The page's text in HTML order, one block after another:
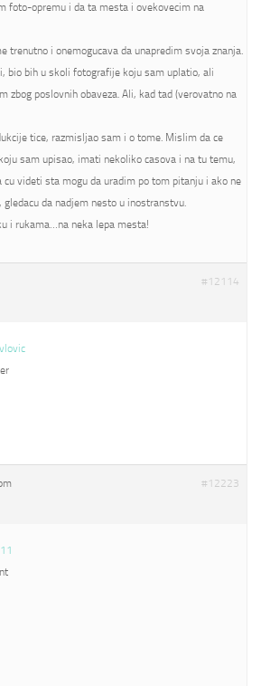
foto-opremu i da ta mesta i ovekovecim na
trenutno i onemogucava da unapredim svoja znanja.
bio bih u skoli fotografije koju sam uplatio, ali
zbog poslovnih obaveza. Ali, kad tad (verovatno na
tice, razmisljao sam i o tome. Mislim da ce
sam upisao, imati nekoliko casova i na tu temu,
videti sta mogu da uradim po tom pitanju i ako ne
gledacu da nadjem nesto u inostranstvu.
i rukama…na neka lepa mesta!
#12114
#12223